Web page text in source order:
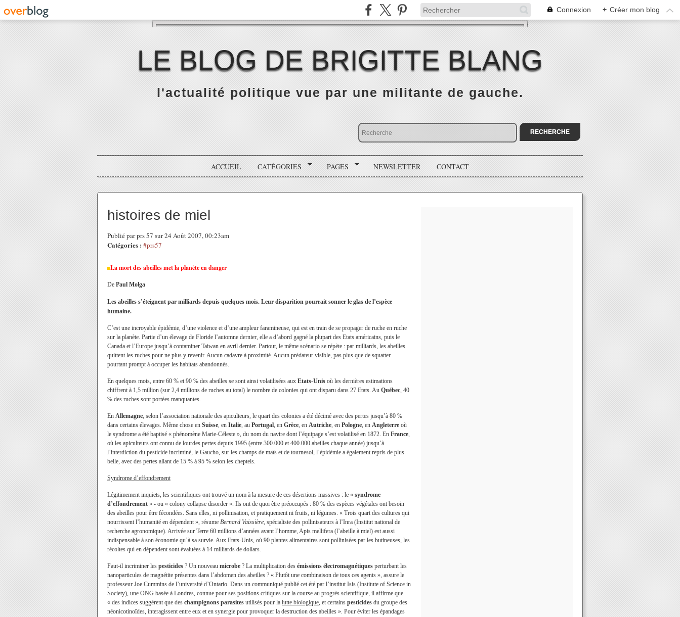
Connexion + Créer mon blog
LE BLOG DE BRIGITTE BLANG
l'actualité politique vue par une militante de gauche.
ACCUEIL CATÉGORIES PAGES NEWSLETTER CONTACT
histoires de miel
Publié par prs 57 sur 24 Août 2007, 00:23am
Catégories : #prs57
La mort des abeilles met la planète en danger
De Paul Molga
Les abeilles s’éteignent par milliards depuis quelques mois. Leur disparition pourrait sonner le glas de l’espèce
humaine.
C’est une incroyable épidémie, d’une violence et d’une ampleur faramineuse, qui est en train de se propager de ruche en ruche
sur la planète. Partie d’un élevage de Floride l’automne dernier, elle a d’abord gagné la plupart des Etats américains, puis le
Canada et l’Europe jusqu’à contaminer Taiwan en avril dernier. Partout, le même scénario se répète : par milliards, les abeilles
quittent les ruches pour ne plus y revenir. Aucun cadavre à proximité. Aucun prédateur visible, pas plus que de squatter
pourtant prompt à occuper les habitats abandonnés.
En quelques mois, entre 60 % et 90 % des abeilles se sont ainsi volatilisées aux Etats-Unis où les dernières estimations
chiffrent à 1,5 million (sur 2,4 millions de ruches au total) le nombre de colonies qui ont disparu dans 27 Etats. Au Québec, 40
% des ruches sont portées manquantes.
En Allemagne, selon l’association nationale des apiculteurs, le quart des colonies a été décimé avec des pertes jusqu’à 80 %
dans certains élevages. Même chose en Suisse, en Italie, au Portugal, en Grèce, en Autriche, en Pologne, en Angleterre où
le syndrome a été baptisé « phénomène Marie-Céleste », du nom du navire dont l’équipage s’est volatilisé en 1872. En France,
où les apiculteurs ont connu de lourdes pertes depuis 1995 (entre 300.000 et 400.000 abeilles chaque année) jusqu’à
l’interdiction du pesticide incriminé, le Gaucho, sur les champs de maïs et de tournesol, l’épidémie a également repris de plus
belle, avec des pertes allant de 15 % à 95 % selon les cheptels.
Syndrome d’effondrement
Légitimement inquiets, les scientifiques ont trouvé un nom à la mesure de ces désertions massives : le « syndrome
d’effondrement » - ou « colony collapse disorder ». Ils ont de quoi être préoccupés : 80 % des espèces végétales ont besoin
des abeilles pour être fécondées. Sans elles, ni pollinisation, et pratiquement ni fruits, ni légumes. « Trois quart des cultures qui
nourrissent l’humanité en dépendent », résume Bernard Vaissière, spécialiste des pollinisateurs à l’Inra (Institut national de
recherche agronomique). Arrivée sur Terre 60 millions d’années avant l’homme, Apis mellifera (l’abeille à miel) est aussi
indispensable à son économie qu’à sa survie. Aux Etats-Unis, où 90 plantes alimentaires sont pollinisées par les butineuses, les
récoltes qui en dépendent sont évaluées à 14 milliards de dollars.
Faut-il incriminer les pesticides ? Un nouveau microbe ? La multiplication des émissions électromagnétiques perturbant les
nanoparticules de magnétite présentes dans l’abdomen des abeilles ? « Plutôt une combinaison de tous ces agents », assure le
professeur Joe Cummins de l’université d’Ontario. Dans un communiqué publié cet été par l’institut Isis (Institute of Science in
Society), une ONG basée à Londres, connue pour ses positions critiques sur la course au progrès scientifique, il affirme que
« des indices suggèrent que des champignons parasites utilisés pour la lutte biologique, et certains pesticides du groupe des
néonicotinoïdes, interagissent entre eux et en synergie pour provoquer la destruction des abeilles ». Pour éviter les épandages